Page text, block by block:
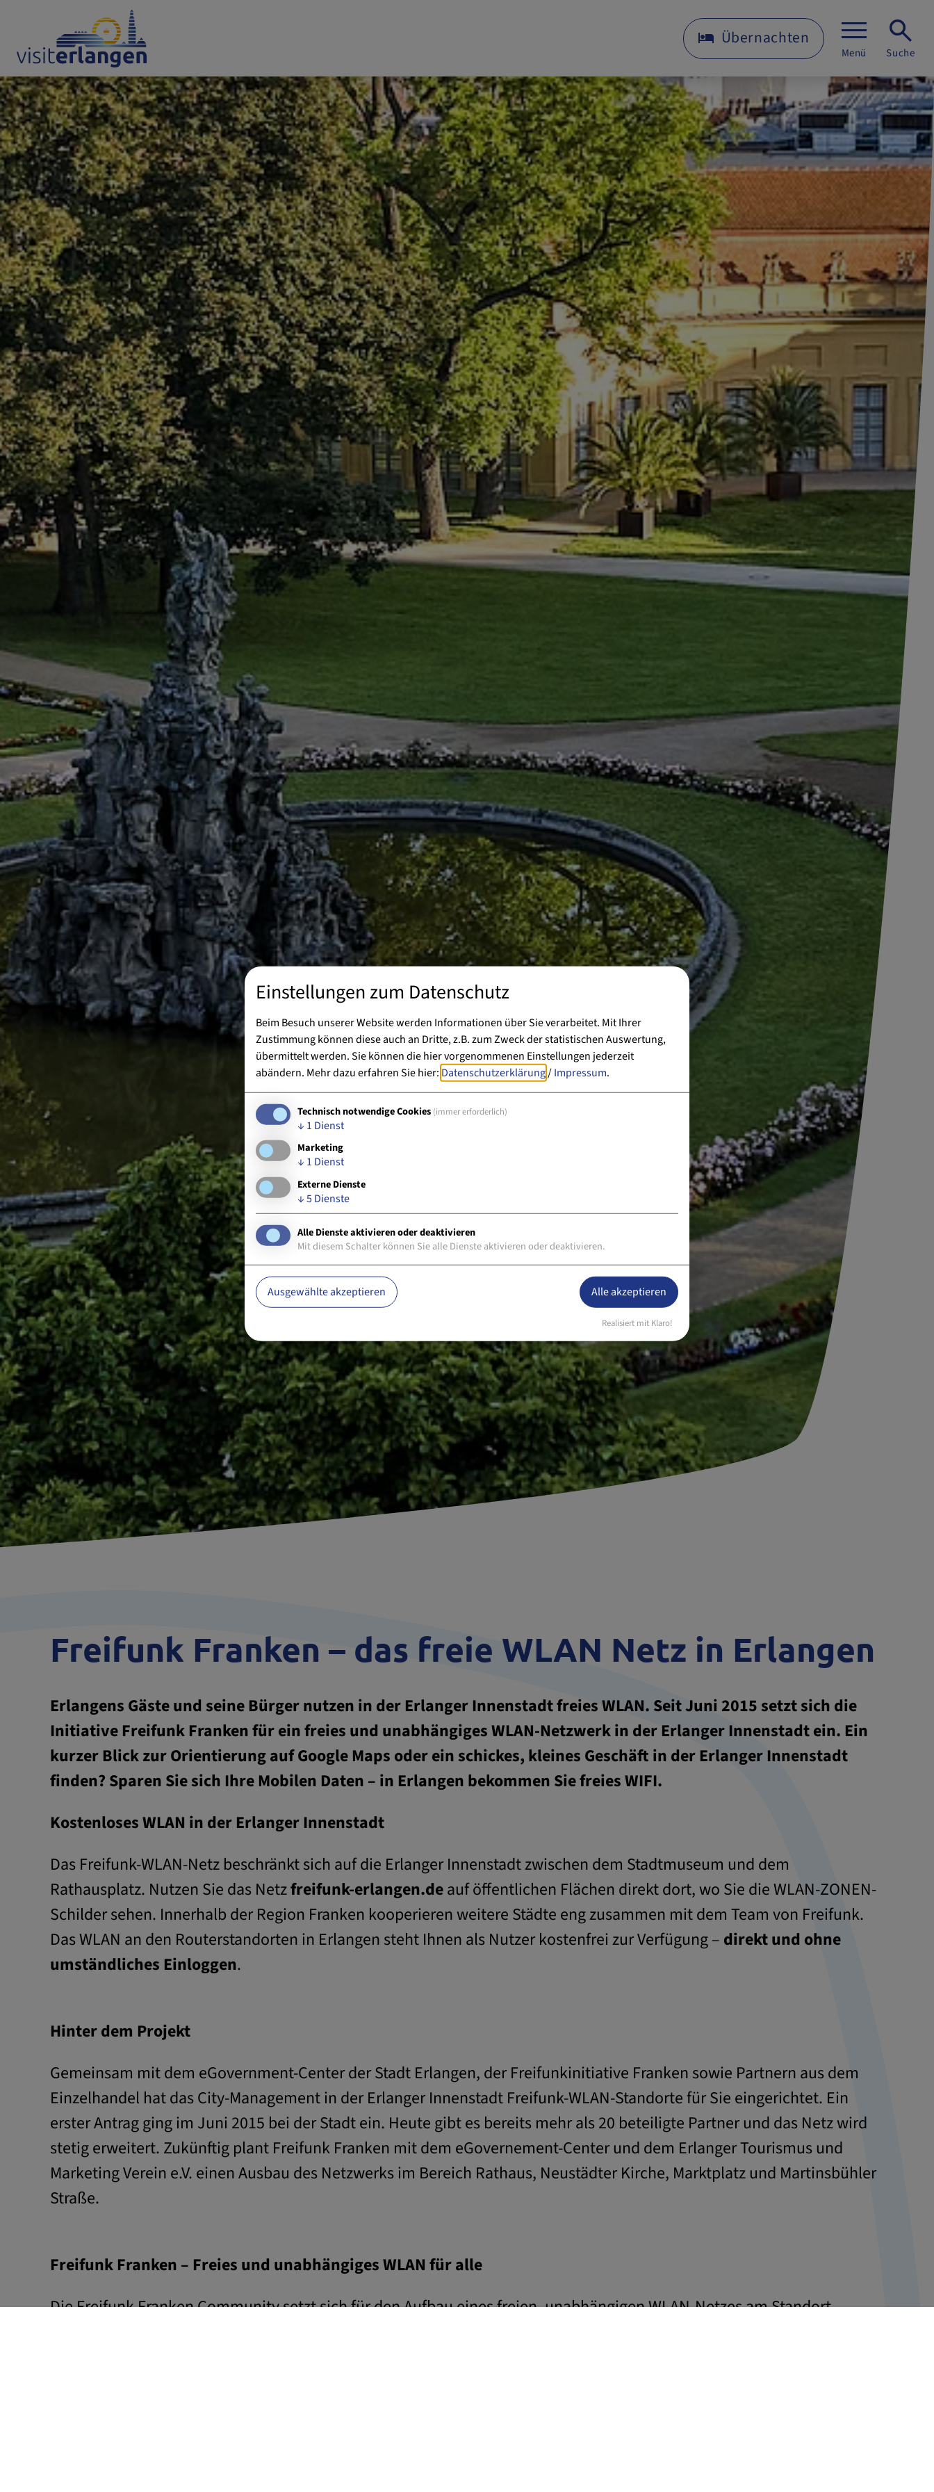
Übernachten
Menü Suche
Freifunk Franken – das freie WLAN Netz in Erlangen
Erlangens Gäste und seine Bürger nutzen in der Erlanger Innenstadt freies WLAN. Seit Juni 2015 setzt sich die
Initiative Freifunk Franken für ein freies und unabhängiges WLAN-Netzwerk in der Erlanger Innenstadt ein. Ein
kurzer Blick zur Orientierung auf Google Maps oder ein schickes, kleines Geschäft in der Erlanger Innenstadt
finden? Sparen Sie sich Ihre Mobilen Daten – in Erlangen bekommen Sie freies WIFI.
Kostenloses WLAN in der Erlanger Innenstadt
Das Freifunk-WLAN-Netz beschränkt sich auf die Erlanger Innenstadt zwischen dem Stadtmuseum und dem
Rathausplatz. Nutzen Sie das Netzfreifunk-erlangen.deauf öffentlichen Flächen direkt dort, wo Sie die WLAN-ZONEN-
Schilder sehen. Innerhalb der Region Franken kooperieren weitere Städte eng zusammen mit dem Team von Freifunk.
Das WLAN an den Routerstandorten in Erlangen steht Ihnen als Nutzer kostenfrei zur Verfügung – direkt und ohne
umständliches Einloggen.
Hinter dem Projekt
Gemeinsam mit dem eGovernment-Center der Stadt Erlangen, der Freifunkinitiative Franken sowie Partnern aus dem
Einzelhandel hat das City-Management in der Erlanger Innenstadt Freifunk-WLAN-Standorte für Sie eingerichtet. Ein
erster Antrag ging im Juni 2015 bei der Stadt ein. Heute gibt es bereits mehr als 20 beteiligte Partner und das Netz wird
stetig erweitert. Zukünftig plant Freifunk Franken mit dem eGovernement-Center und dem Erlanger Tourismus und
Marketing Verein e.V. einen Ausbau des Netzwerks im Bereich Rathaus, Neustädter Kirche, Marktplatz und Martinsbühler
Straße.
Freifunk Franken – Freies und unabhängiges WLAN für alle
Die Freifunk Franken Community setzt sich für den Aufbau eines freien, unabhängigen WLAN-Netzes am Standort
Einstellungen zum Datenschutz
Beim Besuch unserer Website werden Informationen über Sie verarbeitet. Mit Ihrer
Zustimmung können diese auch an Dritte, z.B. zum Zweck der statistischen Auswertung,
übermittelt werden. Sie können die hier vorgenommenen Einstellungen jederzeit
abändern. Mehr dazu erfahren Sie hier: Datenschutzerklärung/Impressum.
Technisch notwendige Cookies (immer erforderlich)
↓ 1 Dienst
Marketing
↓ 1 Dienst
Externe Dienste
↓5Dienste
Alle Dienste aktivieren oder deaktivieren
Mit diesem Schalter können Sie alle Dienste aktivieren oder deaktivieren.
Ausgewählte akzeptieren Alle akzeptieren
Realisiert mit Klaro!